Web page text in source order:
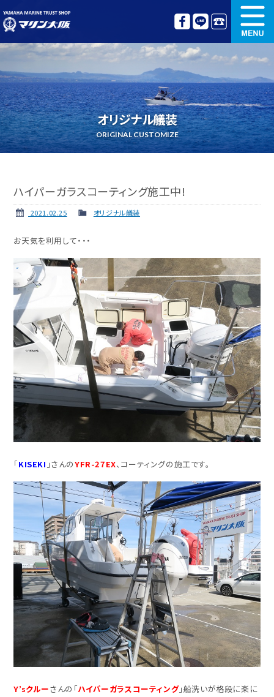
中古艇情報
オリジナル艤装 ボート免許講習
更新講習 クルージング情報
オリジナル艤装
ORIGINAL CUSTOMIZE
ハイパーガラスコーティング施工中!
2021.02.25 オリジナル艤装
お天気を利用して・・・
「KISEKI 」さんのYFR-27EX、コーティングの施工です。
Y’sクルーさんの「ハイパーガラスコーティング」船洗いが格段に楽に